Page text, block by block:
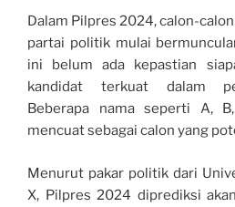
Dalam Pilpres 2024, calon-
partai politik mulai
ini belum ada kepastian
kandidat terkuat dalam
Beberapa nama seperti A,
mencuat sebagai calon yang
Menurut pakar politik dari
X, Pilpres 2024 diprediksi